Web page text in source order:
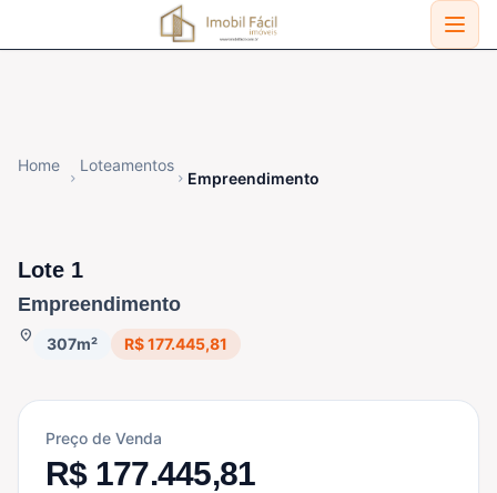
Home
chevron_right
Loteamentos
chevron_right Empreendimento
DISPONÍVEL
Lote 1
Empreendimento
location_on 307m² R$ 177.445,81
Preço de Venda
R$ 177.445,81